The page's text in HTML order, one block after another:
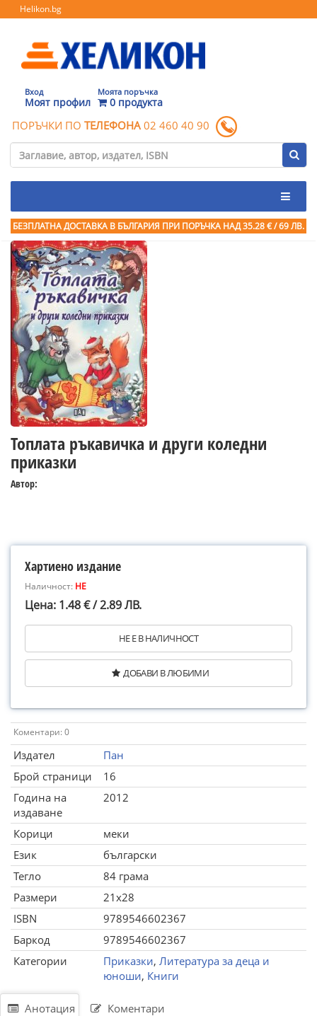
Helikon.bg
Вход
Моят профил
Моята поръчка
0 продукта
ПОРЪЧКИ ПО ТЕЛЕФОНА 02 460 40 90
БЕЗПЛАТНА ДОСТАВКА В БЪЛГАРИЯ ПРИ ПОРЪЧКА НАД 35.28 € / 69 ЛВ.
Топлата ръкавичка и други коледни
приказки
Автор:
Хартиено издание
Наличност: НЕ
Цена: 1.48 € / 2.89 ЛВ.
НЕ Е В НАЛИЧНОСТ
ДОБАВИ В ЛЮБИМИ
Коментари: 0
Издател
Пан
Брой страници
16
Година на
издаване
2012
Корици
меки
Език
български
Тегло
84 грама
Размери
21x28
ISBN
9789546602367
Баркод
9789546602367
Категории
Приказки, Литература за деца и
юноши, Книги
Анотация Коментари